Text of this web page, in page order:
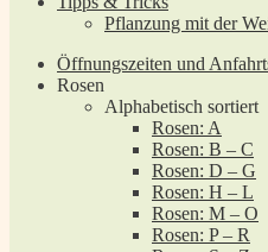
Pflanzung mit der
Öffnungszeiten und
Rosen
Alphabetisch sortiert
Rosen: A
Rosen: B – C
Rosen: D – G
Rosen: H – L
Rosen: M – O
Rosen: P – R